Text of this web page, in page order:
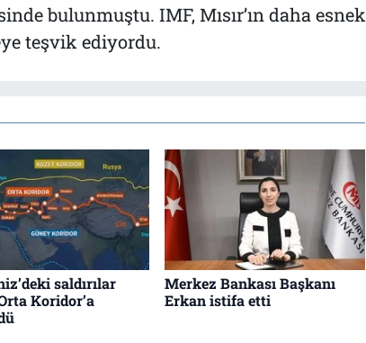
bulunmuştu. IMF, Mısır’ın daha esnek
teşvik ediyordu.
saldırılar
Koridor’a
Merkez Bankası Başkanı
Erkan istifa etti